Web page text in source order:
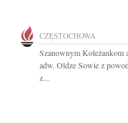
CZĘSTOCHOWA
Szanownym Koleżankom
adw. Oldze Sowie z
z...